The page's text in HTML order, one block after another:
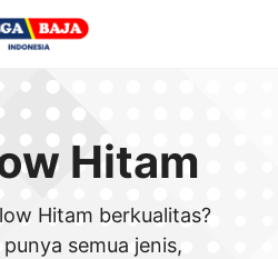
Hitam
Hitam berkualitas?
semua jenis,